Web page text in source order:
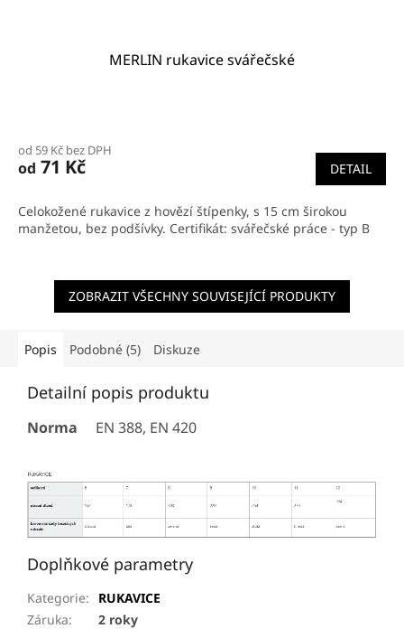
MERLIN rukavice svářečské
od 59 Kč bez DPH
od 71 Kč DETAIL
Celokožené rukavice z hovězí štípenky, s 15 cm širokou
manžetou, bez podšívky. Certifikát: svářečské práce - typ B
ZOBRAZIT VŠECHNY SOUVISEJÍCÍ PRODUKTY
Popis Podobné (5) Diskuze
Detailní popis produktu
Norma EN 388, EN 420
Doplňkové parametry
Kategorie:
RUKAVICE
Záruka: 2 roky